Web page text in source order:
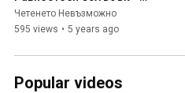
впечатления | графични
романи Marvel #10
Четенето Невъзможно
595 views • 5 years ago
Popular videos